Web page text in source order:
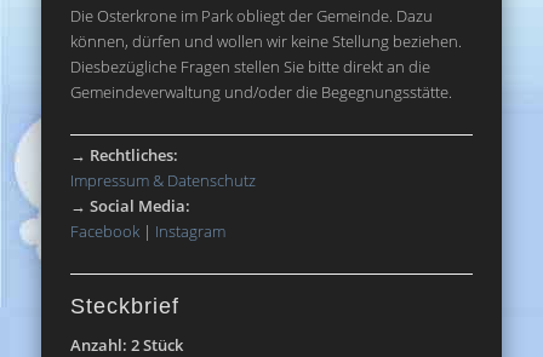
Die Osterkrone im Park obliegt der Gemeinde. Dazu
können, dürfen und wollen wir keine Stellung beziehen.
Diesbezügliche Fragen stellen Sie bitte direkt an die
Gemeindeverwaltung und/oder die Begegnungsstätte.
→ Rechtliches:
Impressum & Datenschutz
→Social Media:
Facebook | Instagram
Steckbrief
Anzahl: 2 Stück